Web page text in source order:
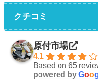
クチコミ
原付市場
4.1
Based on 65
powered by Goog